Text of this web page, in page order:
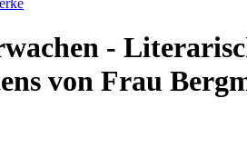
-
von Frau